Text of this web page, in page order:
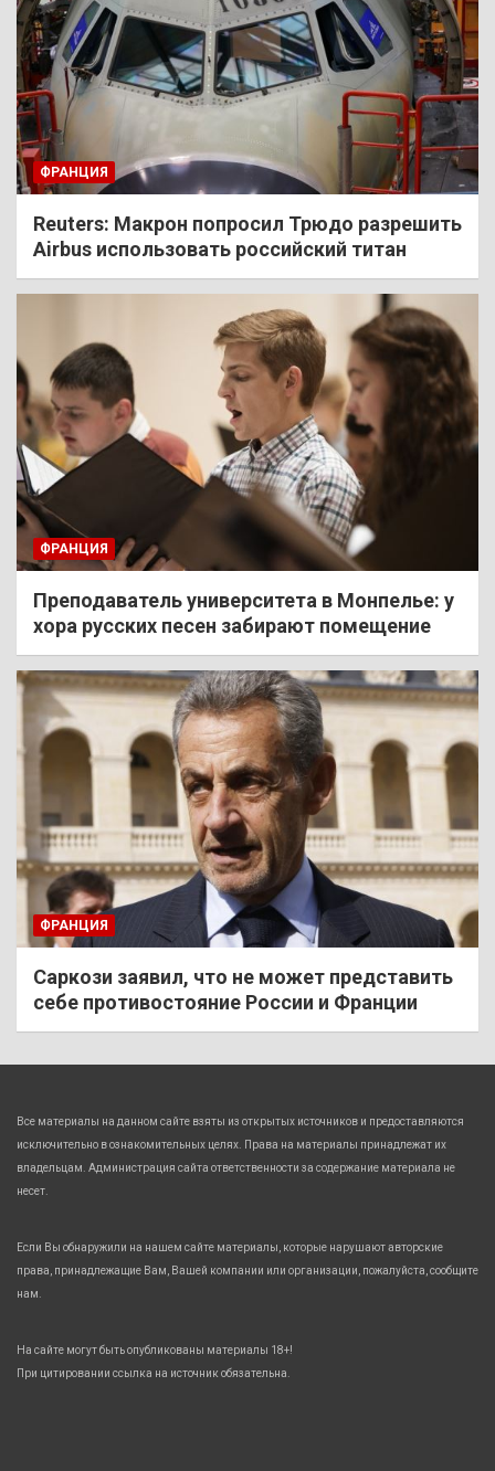
ФРАНЦИЯ
Reuters: Макрон попросил Трюдо разрешить
Airbus использовать российский титан
ФРАНЦИЯ
Преподаватель университета в Монпелье: у
хора русских песен забирают помещение
ФРАНЦИЯ
Саркози заявил, что не может представить
себе противостояние России и Франции
Все материалы на данном сайте взяты из открытых источников и предоставляются
исключительно в ознакомительных целях. Права на материалы принадлежат их
владельцам. Администрация сайта ответственности за содержание материала не
несет.
Если Вы обнаружили на нашем сайте материалы, которые нарушают авторские
права, принадлежащие Вам, Вашей компании или организации, пожалуйста, сообщите
нам.
На сайте могут быть опубликованы материалы 18+!
При цитировании ссылка на источник обязательна.